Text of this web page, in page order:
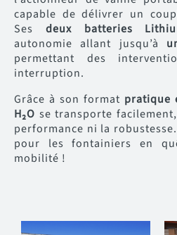
capable de délivrer un
Ses deux batteries
autonomie allant jusqu’à
permettant des
interruption.
Grâce à son format pratique
H₂O se transporte
performance ni la
pour les fontainiers en
mobilité !